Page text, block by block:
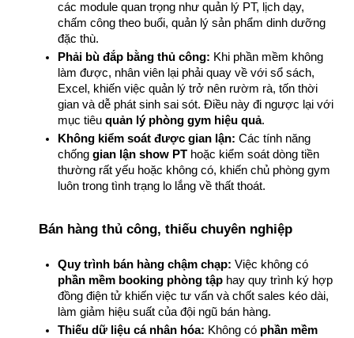
các module quan trọng như quản lý PT, lịch dạy,
chấm công theo buổi, quản lý sản phẩm dinh dưỡng
đặc thù.
Phải bù đắp bằng thủ công: Khi phần mềm không
làm được, nhân viên lại phải quay về với sổ sách,
Excel, khiến việc quản lý trở nên rườm rà, tốn thời
gian và dễ phát sinh sai sót. Điều này đi ngược lại với
mục tiêu quản lý phòng gym hiệu quả.
Không kiểm soát được gian lận: Các tính năng
chống gian lận show PT hoặc kiểm soát dòng tiền
thường rất yếu hoặc không có, khiến chủ phòng gym
luôn trong tình trạng lo lắng về thất thoát.
Bán hàng thủ công, thiếu chuyên nghiệp
Quy trình bán hàng chậm chạp:
phần mềm booking phòng tập hay quy trình ký hợp
đồng điện tử khiến việc tư vấn và chốt sales kéo dài,
làm giảm hiệu suất của đội ngũ bán hàng.
Thiếu dữ liệu cá nhân hóa: Không có phần mềm